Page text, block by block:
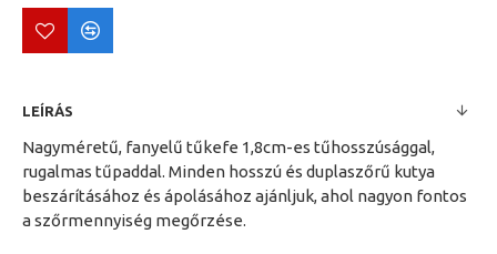
LEÍRÁS
Nagyméretű, fanyelű tűkefe 1,8cm-es tűhosszúsággal,
rugalmas tűpaddal. Minden hosszú és duplaszőrű kutya
beszárításához és ápolásához ajánljuk, ahol nagyon fontos
a szőrmennyiség megőrzése.